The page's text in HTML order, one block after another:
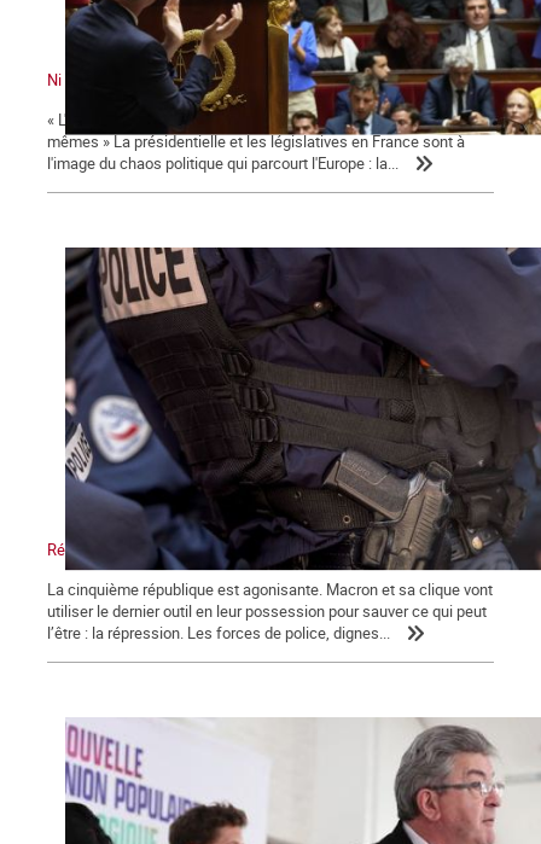
Ni le gouvernement ni l'Assemblée ne nous représente !
« L'émancipation des travailleurs sera l'œuvre des travailleurs eux-
mêmes » La présidentielle et les législatives en France sont à
l'image du chaos politique qui parcourt l'Europe : la...
Répression, maître-mot de la macronie.
La cinquième république est agonisante. Macron et sa clique vont
utiliser le dernier outil en leur possession pour sauver ce qui peut
l’être : la répression. Les forces de police, dignes...